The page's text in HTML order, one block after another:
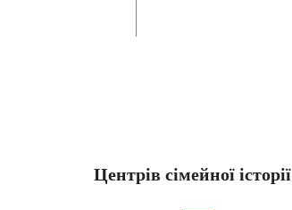
Центрів сімейної історії